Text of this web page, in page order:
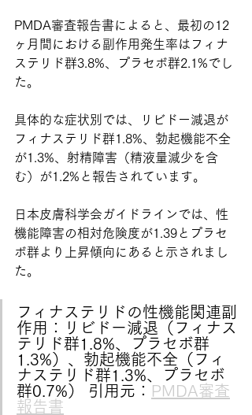
PMDA審査報告書によると、最初の12
ヶ月間における副作用発生率はフィナ
ステリド群3.8%、プラセボ群2.1%でし
た。
具体的な症状別では、リビドー減退が
フィナステリド群1.8%、勃起機能不全
が1.3%、射精障害（精液量減少を含
む）が1.2%と報告されています。
日本皮膚科学会ガイドラインでは、性
機能障害の相対危険度が1.39とプラセ
ボ群より上昇傾向にあると示されまし
た。
フィナステリドの性機能関連副
作用：リビドー減退（フィナス
テリド群1.8%、プラセボ群
1.3%）、勃起機能不全（フィ
ナステリド群1.3%、プラセボ
群0.7%） 引用元： PMDA審査
報告書